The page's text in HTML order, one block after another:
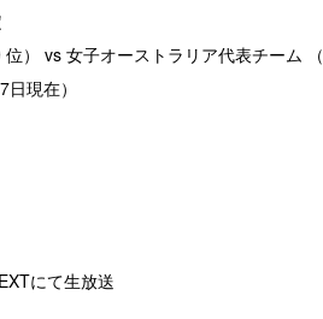
） vs 女子オーストラリア代表チーム （
現在）
にて生放送